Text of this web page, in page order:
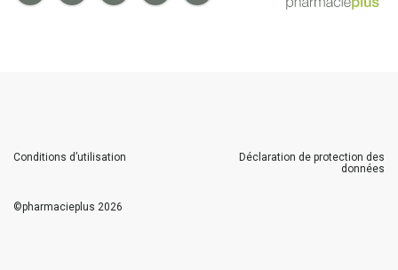
©pharmacieplus 2026
Conditions d’utilisation
Déclaration de protection des
données